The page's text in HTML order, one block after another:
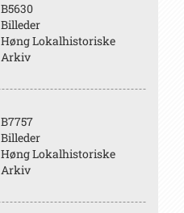
B5630
Billeder
Høng Lokalhistoriske
Arkiv
B7757
Billeder
Høng Lokalhistoriske
Arkiv